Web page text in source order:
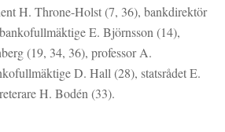
H. Throne-Holst (7, 36), bankdirektör
E. Björnsson (14),
(19, 34, 36), professor A.
D. Hall (28), statsrådet E.
H. Bodén (33).